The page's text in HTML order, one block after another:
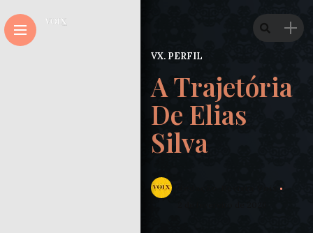
VX. PERFIL
A Trajetória
De Elias
Silva